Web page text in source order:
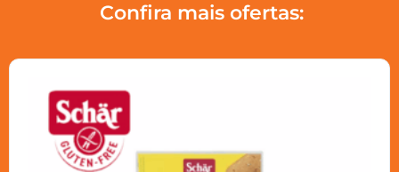
Confira mais ofertas: